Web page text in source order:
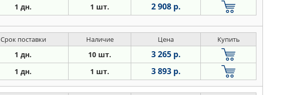
1 дн. 1 шт. 2 908 р.
Срок поставки Наличие Цена Купить
1 дн. 10 шт. 3 265 р.
1 дн. 1 шт. 3 893 р.